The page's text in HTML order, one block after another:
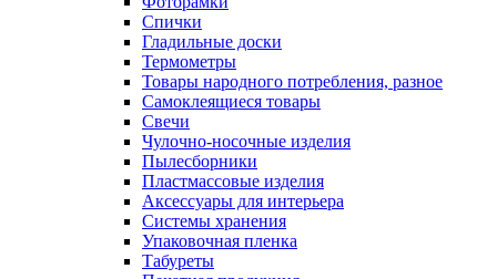
Спички
Гладильные доски
Термометры
Товары народного потребления, разное
Самоклеящиеся товары
Свечи
Чулочно-носочные изделия
Пылесборники
Пластмассовые изделия
Аксессуары для интерьера
Системы хранения
Упаковочная пленка
Табуреты